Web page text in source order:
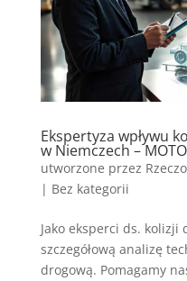
Ekspertyza wpływu
w Niemczech –
utworzone przez
| Bez kategorii
Jako eksperci ds.
szczegółową analizę
drogową. Pomagamy